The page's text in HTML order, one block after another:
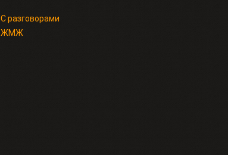
С разговорами
ЖМЖ